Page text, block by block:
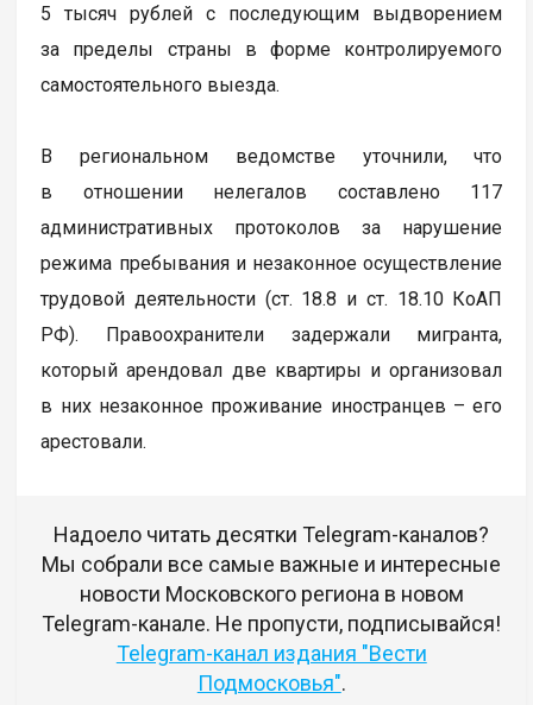
5 тысяч рублей с последующим выдворением
за пределы страны в форме контролируемого
самостоятельного выезда.
В региональном ведомстве уточнили, что
в отношении нелегалов составлено 117
административных протоколов за нарушение
режима пребывания и незаконное осуществление
трудовой деятельности (ст. 18.8 и ст. 18.10 КоАП
РФ). Правоохранители задержали мигранта,
который арендовал две квартиры и организовал
в них незаконное проживание иностранцев – его
арестовали.
Надоело читать десятки Telegram-каналов?
Мы собрали все самые важные и интересные
новости Московского региона в новом
Telegram-канале. Не пропусти, подписывайся!
Telegram-канал издания "Вести
Подмосковья".